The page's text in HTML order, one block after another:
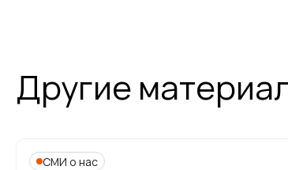
Другие
СМИ о нас